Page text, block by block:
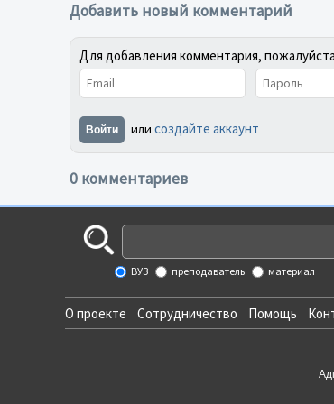
Добавить новый комментарий
Для добавления комментария,
Войти или создайте аккаунт
0 комментариев
ВУЗ преподаватель материал
О проекте Сотрудничество Помощь